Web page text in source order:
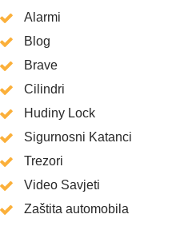
Alarmi
Blog
Brave
Cilindri
Hudiny Lock
Sigurnosni Katanci
Trezori
Video Savjeti
Zaštita automobila